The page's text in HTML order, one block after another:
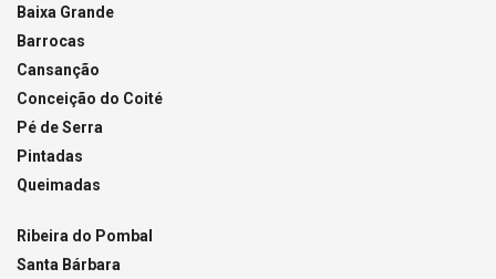
Baixa Grande
Barrocas
Cansanção
Conceição do Coité
Pé de Serra
Pintadas
Queimadas
Ribeira do Pombal
Santa Bárbara